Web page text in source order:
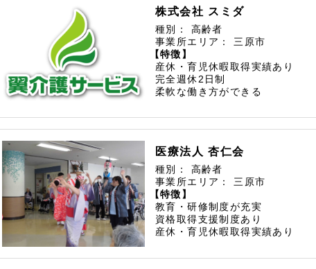
株式会社 スミダ
種別：
高齢者
事業所エリア：
三原市
【特徴】
産休・育児休暇取得実績あり
完全週休2日制
柔軟な働き方ができる
医療法人 杏仁会
種別：
高齢者
事業所エリア：
三原市
【特徴】
教育・研修制度が充実
資格取得支援制度あり
産休・育児休暇取得実績あり